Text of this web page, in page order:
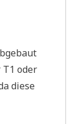
oder
diese